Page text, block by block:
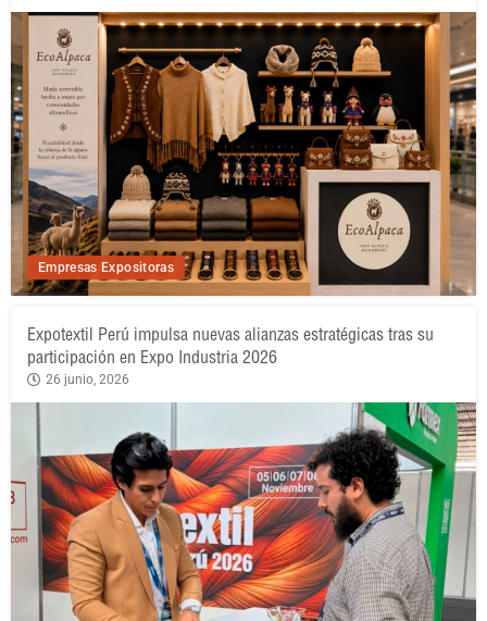
Empresas Expositoras
Expotextil Perú impulsa nuevas alianzas estratégicas tras su
participación en Expo Industria 2026
26 junio, 2026